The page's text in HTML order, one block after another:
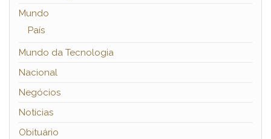
Mundo
País
Mundo da Tecnologia
Nacional
Negócios
Notícias
Obituário